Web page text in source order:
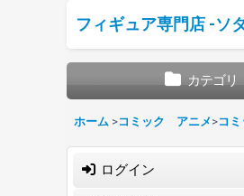
フィギュア専門店 -ソ
カテゴリ
ホーム >コミック アニメ >コ
ログイン